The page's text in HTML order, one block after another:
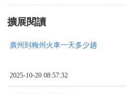
擴展閱讀
廣州到梅州火車一天多少趟
2025-10-20 08:57:32